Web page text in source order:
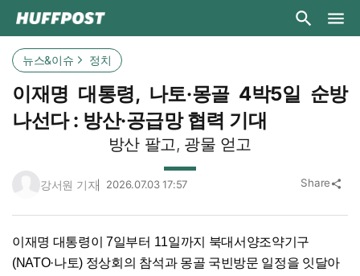
뉴스&이슈 정치
이재명 대통령, 나토·몽골 4박5일 순방
나선다 : 방산·공급망 협력 기대
방산 팔고, 광물 얻고
강서원 기자 2026.07.03 17:57 Share share
이재명 대통령이 7일부터 11일까지 북대서양조약기구
(NATO·나토) 정상회의 참석과 몽골 국빈방문 일정을 잇달아